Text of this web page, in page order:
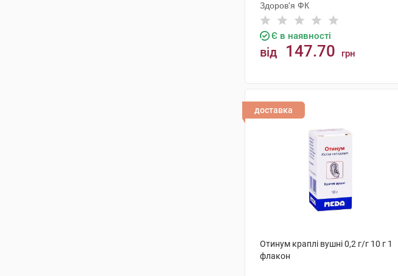
Здоров'я ФК
Є в наявності
від 147.70 грн
доставка
Отинум краплі вушні 0,2 г/г 10 г 1
флакон